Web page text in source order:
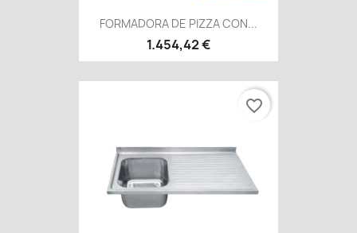
FORMADORA DE PIZZA CON...
1.454,42 €
favorite_border